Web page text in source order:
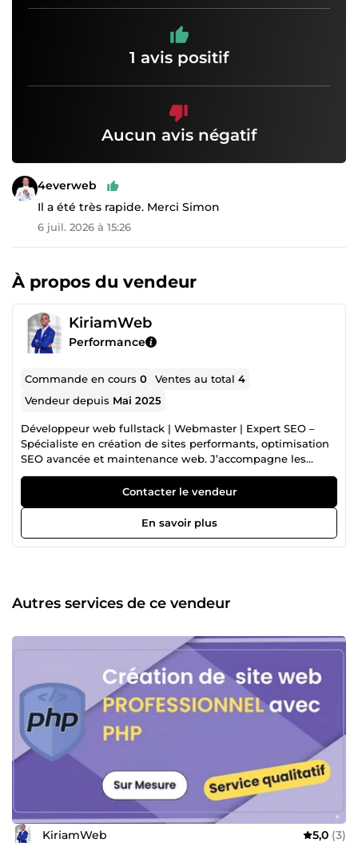
1 avis positif
Aucun avis négatif
4everweb
Il a été très rapide. Merci Simon
6 juil. 2026 à 15:26
À propos du vendeur
KiriamWeb
Performance
Commande en cours0 Ventes au total4
Vendeur depuis Mai 2025
Développeur web fullstack | Webmaster | Expert SEO –
Spécialiste en création de sites performants, optimisation
SEO avancée et maintenance web. J’accompagne les
entreprises et entrepreneurs dans leur présence en ligne
avec des solutions adaptées et efficaces.
Contacter le vendeur
En savoir plus
Autres services de ce vendeur
KiriamWeb 5,0 (3)